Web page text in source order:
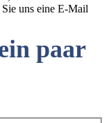
uns eine E-Mail
paar